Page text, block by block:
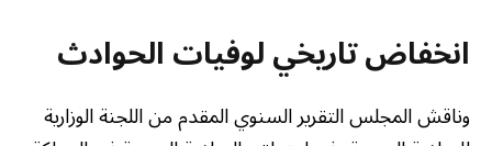
انخفاض تاريخي لوفيات الحوادث
وناقش المجلس التقرير السنوي المقدم من اللجنة الوزارية